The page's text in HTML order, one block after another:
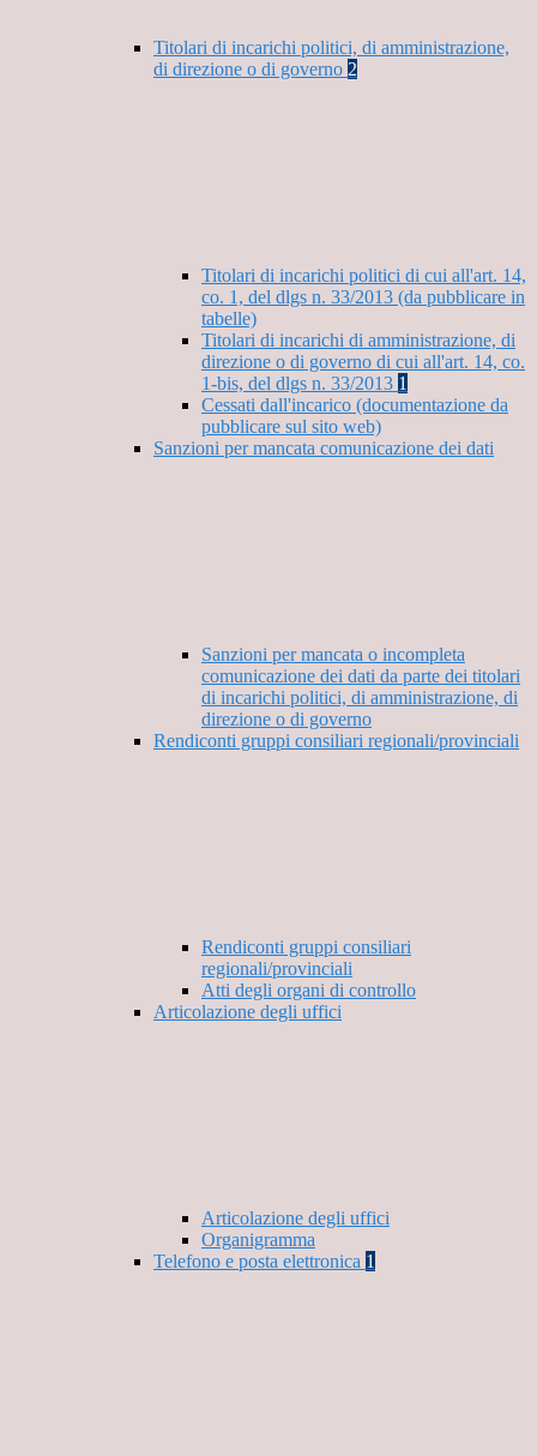
Titolari di incarichi politici, di amministrazione,
di direzione o di governo 2
Titolari di incarichi politici di cui all'art. 14,
co. 1, del dlgs n. 33/2013 (da pubblicare in
tabelle)
Titolari di incarichi di amministrazione, di
direzione o di governo di cui all'art. 14, co.
1-bis, del dlgs n. 33/2013 1
Cessati dall'incarico (documentazione da
pubblicare sul sito web)
Sanzioni per mancata comunicazione dei dati
Sanzioni per mancata o incompleta
comunicazione dei dati da parte dei titolari
di incarichi politici, di amministrazione, di
direzione o di governo
Rendiconti gruppi consiliari regionali/provinciali
Rendiconti gruppi consiliari
regionali/provinciali
Atti degli organi di controllo
Articolazione degli uffici
Articolazione degli uffici
Organigramma
Telefono e posta elettronica 1